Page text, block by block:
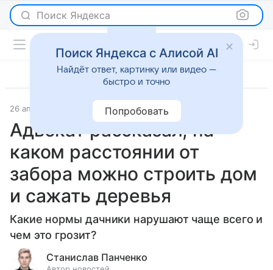
Поиск Яндекса
26 апреля 2025 Новости
Адвокат рассказал, на
каком расстоянии от
забора можно строить дом
и сажать деревья
Какие нормы дачники нарушают чаще всего и
чем это грозит?
Станислав Панченко
Поиск Яндекса с Алисой AI
Найдёт ответ, картинку или видео —
быстро и точно
Попробовать